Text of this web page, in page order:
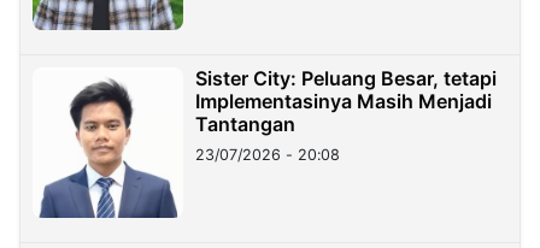
Sister City: Peluang Besar, tetapi
Implementasinya Masih Menjadi
Tantangan
23/07/2026 - 20:08